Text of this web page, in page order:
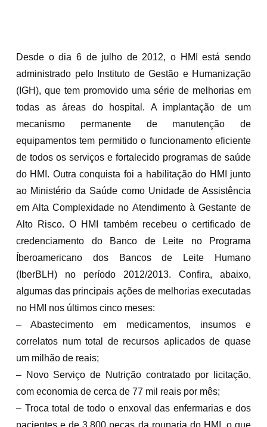
Desde o dia 6 de julho de 2012, o HMI está sendo
administrado pelo Instituto de Gestão e Humanização
(IGH), que tem promovido uma série de melhorias em
todas as áreas do hospital. A implantação de um
mecanismo permanente de manutenção de
equipamentos tem permitido o funcionamento eficiente
de todos os serviços e fortalecido programas de saúde
do HMI. Outra conquista foi a habilitação do HMI junto
ao Ministério da Saúde como Unidade de Assistência
em Alta Complexidade no Atendimento à Gestante de
Alto Risco. O HMI também recebeu o certificado de
credenciamento do Banco de Leite no Programa
Íberoamericano dos Bancos de Leite Humano
(IberBLH) no período 2012/2013. Confira, abaixo,
algumas das principais ações de melhorias executadas
no HMI nos últimos cinco meses:
– Abastecimento em medicamentos, insumos e
correlatos num total de recursos aplicados de quase
um milhão de reais;
– Novo Serviço de Nutrição contratado por licitação,
com economia de cerca de 77 mil reais por mês;
– Troca total de todo o enxoval das enfermarias e dos
pacientes e de 3.800 peças da rouparia do HMI, o que